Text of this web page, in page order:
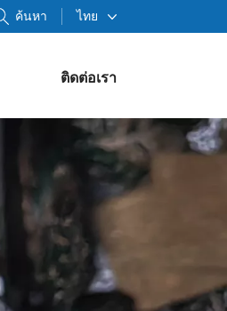
ไทย
ค้นหา
ติดต่อเรา